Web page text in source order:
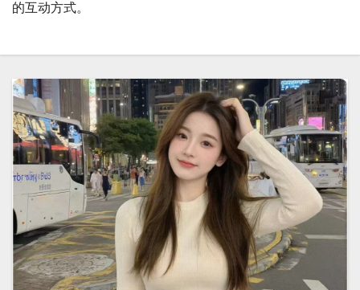
的互动方式。